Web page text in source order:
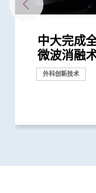
中大完成
微波消融
外科创新技术
中大成功
消融术」
外科创新技术
中大利用
航支气管
取微细病
中大与多
研究 逾半
恶化 因特
中大发现
重要角色
研究
中大医学
相比传统
小细胞肺
中大医学
将血液中
抗癌疗法
中大医学
疗结合化
癌患者开
中大与国
Lorlatinib
胞肺癌一线
中大医学
疫疗法开
研究
中大医学
死亡率冠
研究
中大医学
学府学者
表彰他推
莫树锦教
成就奖」
「个人化
中大证新
晚期肺癌
研究
中大研究
奖项及荣誉
中大领导
靶药成效
研究
中大率国
新典范
研究
中大合作
研究证实
ALK基因
中大李树
教授就职
研讨会